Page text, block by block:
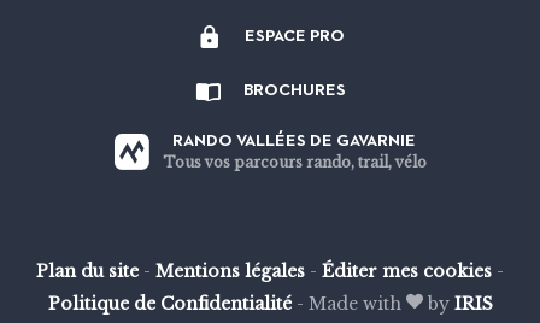
Strava
Facebook
Instagram
Youtube
ESPACE PRO
BROCHURES
RANDO VALLÉES DE GAVARNIE
Tous vos parcours rando, trail, vélo
Plan du site - Mentions légales - Éditer mes cookies -
Politique de Confidentialité - Made with by IRIS